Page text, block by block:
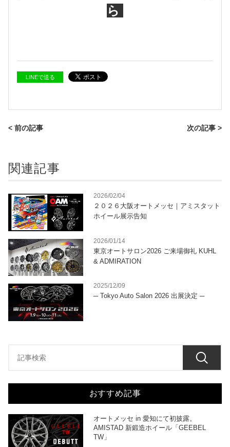
ら
LINEで送る
< 前の記事 次の記事 >
関連記事
2026/02/04
２０２６大阪オートメッセ｜アミスタット
ホイール展示告知
2026/01/14
東京オートサロン2026 ご来場御礼 KUHL
& ADMIRATION
2025/12/09
─ Tokyo Auto Salon 2026 出展決定 ─
おすすめ記事
オートメッセ in 愛知にて初披露。
AMISTAD 新鍛造ホイール「GEEBEL
TW」